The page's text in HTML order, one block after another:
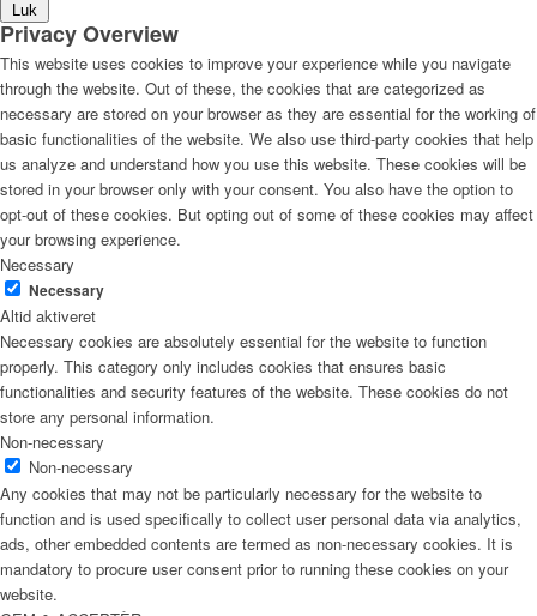
Luk
Privacy Overview
This website uses cookies to improve your experience while you navigate
through the website. Out of these, the cookies that are categorized as
necessary are stored on your browser as they are essential for the working of
basic functionalities of the website. We also use third-party cookies that help
us analyze and understand how you use this website. These cookies will be
stored in your browser only with your consent. You also have the option to
opt-out of these cookies. But opting out of some of these cookies may affect
your browsing experience.
Necessary
Necessary
Altid aktiveret
Necessary cookies are absolutely essential for the website to function
properly. This category only includes cookies that ensures basic
functionalities and security features of the website. These cookies do not
store any personal information.
Non-necessary
Non-necessary
Any cookies that may not be particularly necessary for the website to
function and is used specifically to collect user personal data via analytics,
ads, other embedded contents are termed as non-necessary cookies. It is
mandatory to procure user consent prior to running these cookies on your
website.